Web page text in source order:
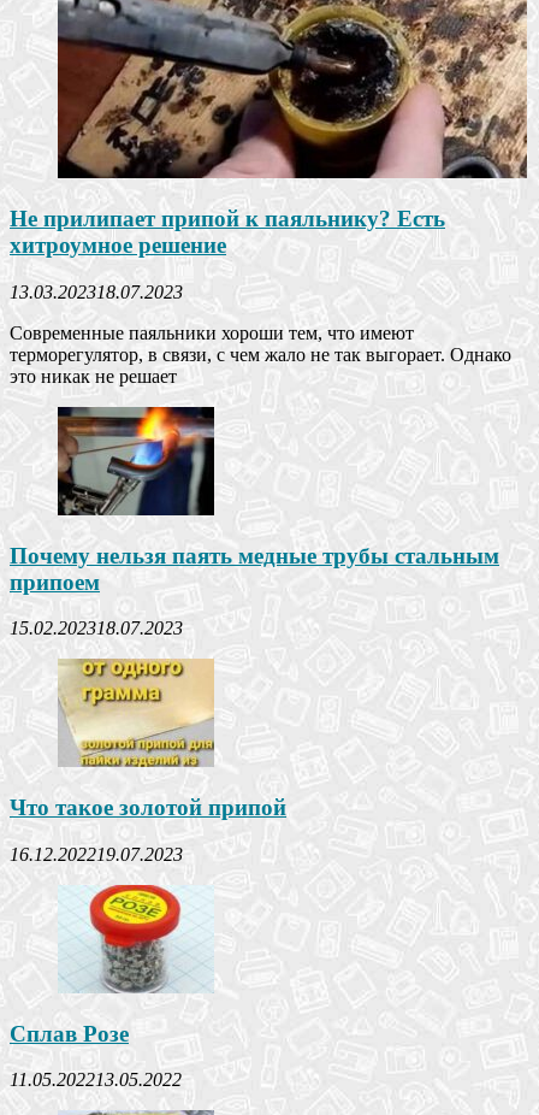
Не прилипает припой к паяльнику? Есть
хитроумное решение
13.03.202318.07.2023
Современные паяльники хороши тем, что имеют
терморегулятор, в связи, с чем жало не так выгорает. Однако
это никак не решает
Почему нельзя паять медные трубы стальным
припоем
15.02.202318.07.2023
Что такое золотой припой
16.12.202219.07.2023
Сплав Розе
11.05.202213.05.2022